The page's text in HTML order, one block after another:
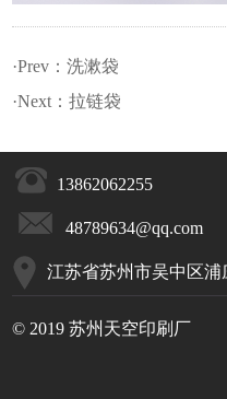
·Prev：洗漱袋
·Next：拉链袋
13862062255
48789634@qq.com
江苏省苏州市吴中区浦
© 2019 苏州天空印刷厂